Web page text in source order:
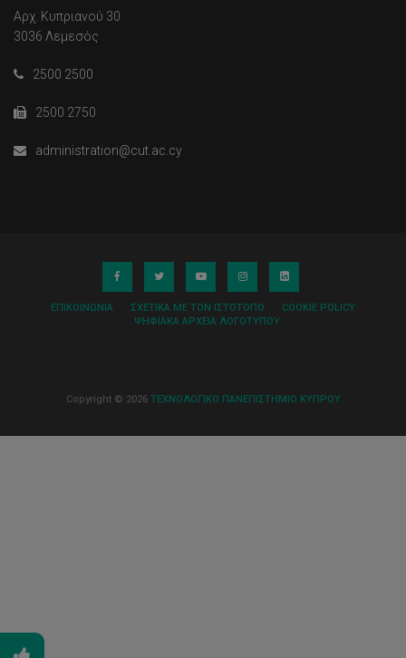
Αρχ. Κυπριανού 30
3036 Λεμεσός
2500 2500
2500 2750
administration@cut.ac.cy
ΕΠΙΚΟΙΝΩΝΊΑ ΣΧΕΤΙΚΆ ΜΕ ΤΟΝ ΙΣΤΌΤΟΠΟ
COOKIE POLICY
ΨΗΦΙΑΚΆ ΑΡΧΕΊΑ ΛΟΓΌΤΥΠΟΥ
Copyright © 2026 ΤΕΧΝΟΛΟΓΙΚΟ ΠΑΝΕΠΙΣΤΗΜΙΟ ΚΥΠΡΟΥ